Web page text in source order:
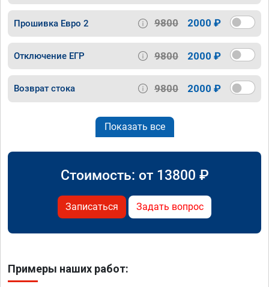
Прошивка Евро 2 9800 2000 ₽
Отключение ЕГР 9800 2000 ₽
Возврат стока 9800 2000 ₽
Показать все
Стоимость: от 13800 ₽
Записаться Задать вопрос
Примеры наших работ: